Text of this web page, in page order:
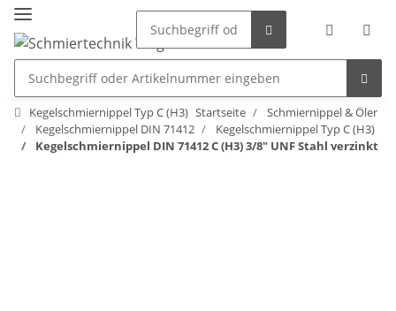
Kegelschmiernippel Typ C (H3) Startseite
Schmiernippel & Öler
Kegelschmiernippel DIN 71412
Kegelschmiernippel Typ C (H3)
Kegelschmiernippel DIN 71412 C (H3) 3/8" UNF Stahl verzinkt